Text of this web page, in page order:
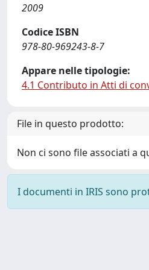
2009
Codice ISBN
978-80-969243-8-7
Appare nelle tipologie:
4.1 Contributo in Atti di
File in questo prodotto:
Non ci sono file associati a
I documenti in IRIS sono